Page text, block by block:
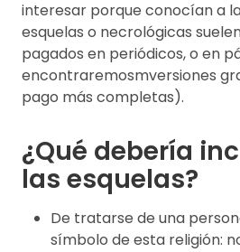
interesar porque conocían a
esquelas o necrológicas
pagados en periódicos, o en
encontraremosmversiones
pago más completas).
¿Qué debería
las esquelas?
De tratarse de una
símbolo de esta religión: